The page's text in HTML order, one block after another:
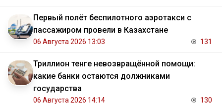
Первый полёт беспилотного аэротакси с
пассажиром провели в Казахстане
06 Августа 2026 13:03 131
Триллион тенге невозвращённой помощи:
какие банки остаются должниками
государства
06 Августа 2026 14:14 130